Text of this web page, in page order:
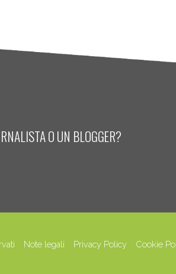
O UN BLOGGER?
Note legali Privacy Policy Cookie